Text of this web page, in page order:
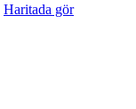
Haritada gör